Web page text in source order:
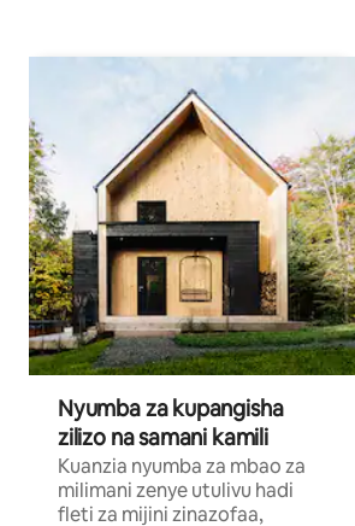
Nyumba za kupangisha
zilizo na samani kamili
Kuanzia nyumba za mbao za
milimani zenye utulivu hadi
fleti za mijini zinazofaa,